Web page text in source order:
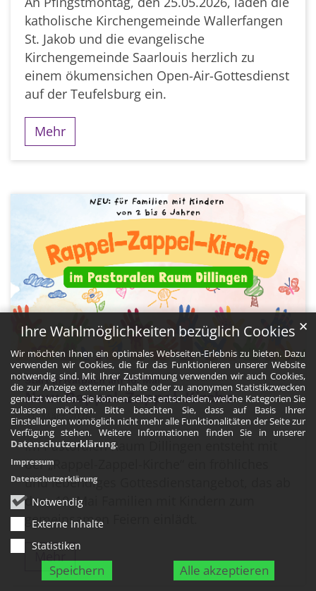
Ihre Wahlmöglichkeiten bezüglich Cookies
Wir möchten Ihnen ein optimales Webseiten-Erlebnis zu bieten. Dazu
verwenden wir Cookies, die für das Funktionieren unserer Website
notwendig sind. Mit Ihrer Zustimmung verwenden wir auch Cookies,
die zur Anzeige externer Inhalte oder zu anonymen Statistikzwecken
genutzt werden. Sie können selbst entscheiden, welche Kategorien Sie
zulassen möchten. Bitte beachten Sie, dass auf Basis Ihrer
Einstellungen womöglich nicht mehr alle Funktionalitäten der Seite zur
Verfügung stehen. Weitere Informationen finden Sie in unserer
Datenschutzerklärung.
Notwendig
Externe Inhalte
Statistiken
Speichern Alle akzeptieren
✕
Impressum
Datenschutzerklärung
katholische Kirchengemeinde Wallerfangen
St. Jakob und die evangelische
Kirchengemeinde Saarlouis herzlich zu
einem ökumensichen Open-Air-Gottesdienst
auf der Teufelsburg ein.
Mehr
Start in Nalbach am 10. Mai:
Neu: Rappel-Zappel-Kirche
31. März 2026
Im Pastoralen Raum Dillingen entsteht mit
der „Rappel-Zappel-Kirche“ ein fröhliches
und lebendiges Gottesdienstangebot, das ab
dem 10. Mai Familien mit Kindern zum
gemeinsamen Feiern einlädt.
Mehr